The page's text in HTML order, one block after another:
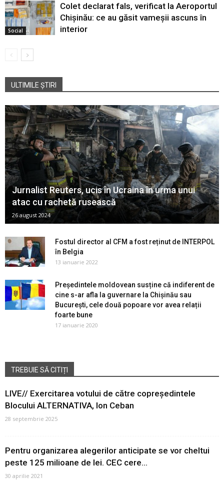
Social
Colet declarat fals, verificat la Aeroportul
Chișinău: ce au găsit vameșii ascuns în
interior
ULTIMILE ȘTIRI
Jurnalist Reuters, ucis în Ucraina în urma unui
atac cu rachetă rusească
26 august 2024
Fostul director al CFM a fost reținut de INTERPOL
în Belgia
13 ianuarie 2022
Președintele moldovean susține că indiferent de
cine s-ar afla la guvernare la Chișinău sau
București, cele două popoare vor avea relații
foarte bune
17 ianuarie 2020
TREBUIE SĂ CITIȚI
LIVE// Exercitarea votului de către copreședintele
Blocului ALTERNATIVA, Ion Ceban
28 septembrie 2025
Pentru organizarea alegerilor anticipate se vor cheltui
peste 125 milioane de lei. CEC cere...
30 aprilie 2021